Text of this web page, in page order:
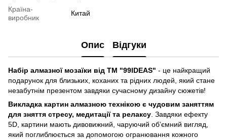
Країна-
виробник
Китай
Опис Відгуки
Набір алмазної мозаїки від ТМ "99IDEAS" - це найкращий
подарунок для близьких, коханих та рідних людей, який стане
незабутнім презентом завдяки сучасному дизайну сюжетів!
Викладка картин алмазною технікою є чудовим заняттям
для зняття стресу, медитації та релаксу . Завдяки ефекту
5D, картини мають дивовижний, чаруючий об’ємний вигляд,
який поглиблюється за допомогою огранювання кожного